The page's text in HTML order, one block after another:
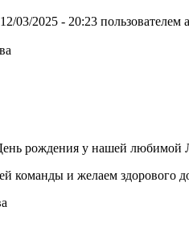
03/2025 - 20:23 пользователем
рождения у нашей
команды и желаем здорового